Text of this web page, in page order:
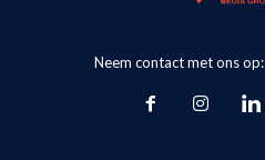
Neem contact met ons op: